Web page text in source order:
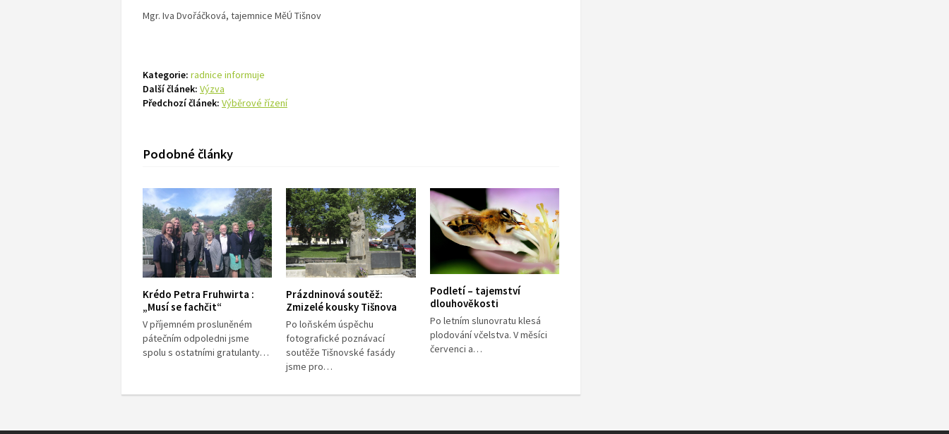
Mgr. Iva Dvořáčková, tajemnice MěÚ Tišnov
Kategorie: radnice informuje
Další článek: Výzva
Předchozí článek: Výběrové řízení
Podobné články
Krédo Petra Fruhwirta :
„Musí se fachčit“
V příjemném prosluněném
pátečním odpoledni jsme
spolu s ostatními gratulanty…
Prázdninová soutěž:
Zmizelé kousky Tišnova
Po loňském úspěchu
fotografické poznávací
soutěže Tišnovské fasády
jsme pro…
Podletí – tajemství
dlouhověkosti
Po letním slunovratu klesá
plodování včelstva. V měsíci
červenci a…